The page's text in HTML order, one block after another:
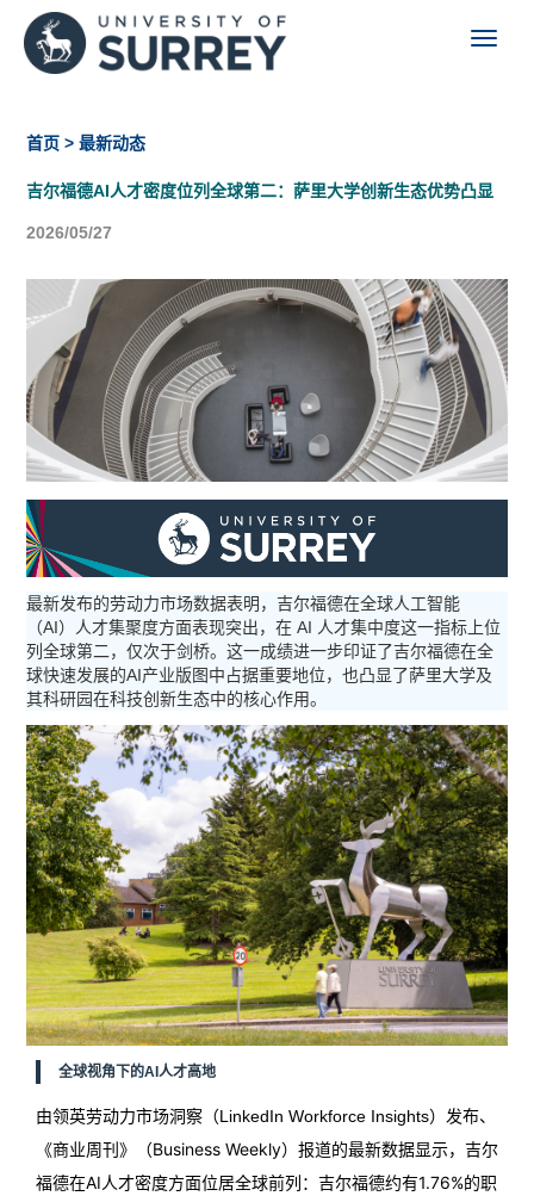
首页 > 最新动态
吉尔福德AI人才密度位列全球第二：萨里大学创新生态优势凸显
2026/05/27
最新发布的劳动力市场数据表明，吉尔福德在全球人工智能
（AI）人才集聚度方面表现突出，在 AI 人才集中度这一指标上位
列全球第二，仅次于剑桥。这一成绩进一步印证了吉尔福德在全
球快速发展的AI产业版图中占据重要地位，也凸显了萨里大学及
其科研园在科技创新生态中的核心作用。
全球视角下的AI人才高地
由领英劳动力市场洞察（LinkedIn Workforce Insights） 发布、
《商业周刊》（Business Weekly）报道的最新数据显示，吉尔
福德在AI人才密度方面位居全球前列： 吉尔福德约有1.76%的职